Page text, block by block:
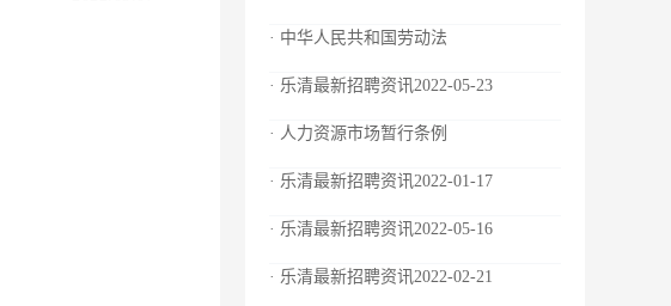
· 中华人民共和国劳动法
· 乐清最新招聘资讯2022-05-23
· 人力资源市场暂行条例
· 乐清最新招聘资讯2022-01-17
· 乐清最新招聘资讯2022-05-16
· 乐清最新招聘资讯2022-02-21